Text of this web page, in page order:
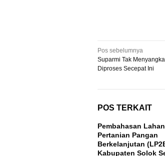
Navigasi
pos
Pos sebelumnya
Suparmi Tak
Diproses Secepat Ini
POS TERKAIT
Pembahasan Lahan
Pertanian Pangan
Berkelanjutan
Kabupaten Solok